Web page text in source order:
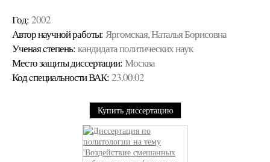
Год: 2002
Автор научной работы: Яргомская, Наталья Борисовна
Ученая cтепень: кандидата политических наук
Место защиты диссертации: Москва
Код cпециальности ВАК: 23.00.02
Купить диссертацию